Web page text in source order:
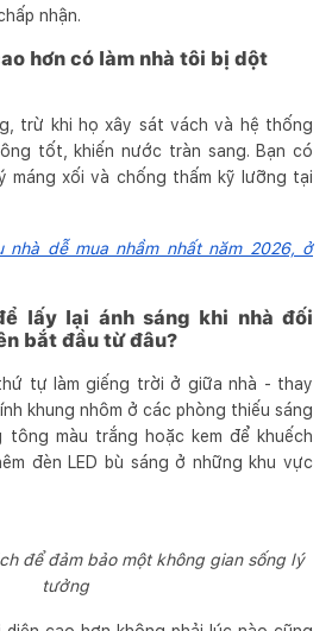
nhận.
hơn có làm nhà tôi bị dột
trừ khi họ xây sát vách và hệ thống
tốt, khiến nước tràn sang. Bạn có
máng xối và chống thấm kỹ lưỡng tại
nhà dễ mua nhầm nhất năm 2026, ở
lấy lại ánh sáng khi nhà đối
bắt đầu từ đâu?
tự làm giếng trời ở giữa nhà - thay
khung nhôm ở các phòng thiếu sáng
màu trắng hoặc kem để khuếch
đèn LED bù sáng ở những khu vực
để đảm bảo một không gian sống lý
tưởng